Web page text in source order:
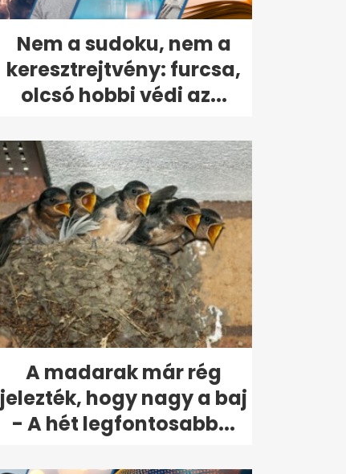
Nem a sudoku, nem a
keresztrejtvény: furcsa,
olcsó hobbi védi az...
A madarak már rég
jelezték, hogy nagy a baj
- A hét legfontosabb...